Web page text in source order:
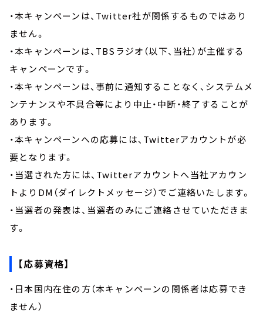
・本キャンペーンは、Twitter社が関係するものではあり
ません。
・本キャンペーンは、TBSラジオ（以下、当社）が主催する
キャンペーンです。
・本キャンペーンは、事前に通知することなく、システムメ
ンテナンスや不具合等により中止・中断・終了することが
あります。
・本キャンペーンへの応募には、Twitterアカウントが必
要となります。
・当選された方には、Twitterアカウントへ当社アカウン
トよりDM（ダイレクトメッセージ）でご連絡いたします。
・当選者の発表は、当選者のみにご連絡させていただきま
す。
【応募資格】
・日本国内在住の方（本キャンペーンの関係者は応募でき
ません）